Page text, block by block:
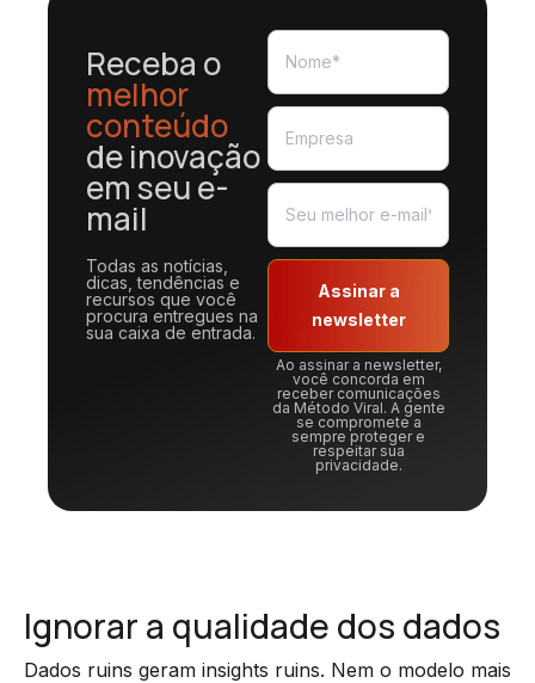
Receba o
melhor
conteúdo
de inovação
em seu e-
mail
Todas as notícias,
dicas, tendências e
recursos que você
procura entregues na
sua caixa de entrada.
Assinar a
newsletter
Ao assinar a newsletter,
você concorda em
receber comunicações
da Método Viral. A gente
se compromete a
sempre proteger e
respeitar sua
privacidade.
Ignorar a qualidade dos dados
Dados ruins geram insights ruins. Nem o modelo mais